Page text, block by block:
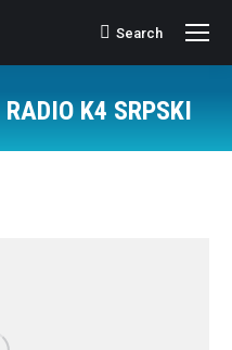
Search:
Search
RADIO K4 SRPSKI